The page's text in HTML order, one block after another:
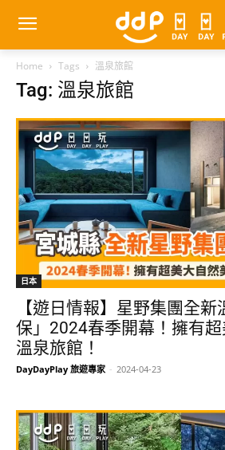
Home Tags 溫泉旅館
Tag: 溫泉旅館
日本
【遊日情報】星野集團全
保」2024春季開幕！擁有
溫泉旅館！
DayDayPlay 旅遊專家 - 2024-04-23